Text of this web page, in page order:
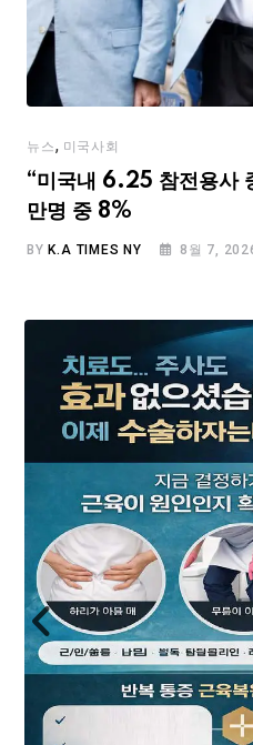
뉴스, 미국사회
“미국내 6.25 참전용사
만명 중 8%
BY K.A TIMES NY 8월 7,